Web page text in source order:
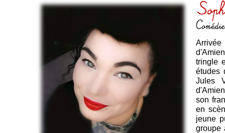
Arrivée
tringle
études
Jules
son
en
jeune
groupe